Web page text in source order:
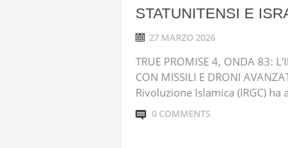
STATUNITENSI E
27 MARZO 2026
TRUE PROMISE 4, ONDA 83:
CON MISSILI E DRONI
Rivoluzione Islamica (IRGC)
0 COMMENTS